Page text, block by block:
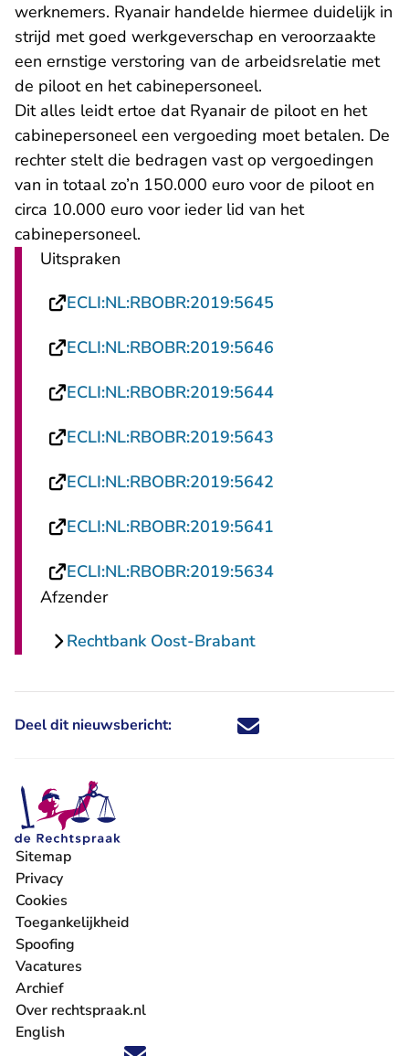
werknemers. Ryanair handelde hiermee duidelijk in
strijd met goed werkgeverschap en veroorzaakte
een ernstige verstoring van de arbeidsrelatie met
de piloot en het cabinepersoneel.
Dit alles leidt ertoe dat Ryanair de piloot en het
cabinepersoneel een vergoeding moet betalen. De
rechter stelt die bedragen vast op vergoedingen
van in totaal zo’n 150.000 euro voor de piloot en
circa 10.000 euro voor ieder lid van het
cabinepersoneel.
Uitspraken
ECLI:NL:RBOBR:2019:5645
ECLI:NL:RBOBR:2019:5646
ECLI:NL:RBOBR:2019:5644- U verlaat
ECLI:NL:RBOBR:2019:5643
ECLI:NL:RBOBR:2019:5642
ECLI:NL:RBOBR:2019:5641
ECLI:NL:RBOBR:2019:5634- U verlaat
Afzender
Rechtbank Oost-Brabant
Deel dit nieuwsbericht: Deel dit nieuwsbericht via X -
Deel dit nieuwsbericht via
Deel dit nieuwsbericht
Deel dit
Sitemap
Privacy
Cookies
Toegankelijkheid
Spoofing
Vacatures
- U verlaat Rechtspraak.nl
Archief
Over rechtspraak.nl
English